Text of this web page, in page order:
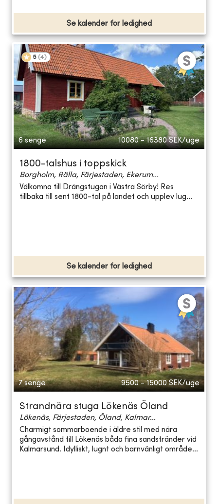
Se kalender for ledighed
5 (4)
6 senge 10080 - 16380 SEK/uge
1800-talshus i toppskick
Borgholm, Rälla, Färjestaden, Ekerum...
Välkomna till Drängstugan i Västra Sörby! Res
tillbaka till sent 1800-tal på landet och upplev lug...
Se kalender for ledighed
7 senge 9500 - 15000 SEK/uge
Strandnära stuga Lökenäs Öland
Lökenäs, Färjestaden, Öland, Kalmar...
Charmigt sommarboende i äldre stil med nära
gångavstånd till Lökenäs båda fina sandstränder vid
Kalmarsund. Idylliskt, lugnt och barnvänligt område...